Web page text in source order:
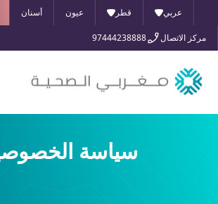
عربي قطر عيون أسنان
مركز الاتصال 97444238888
سياسة